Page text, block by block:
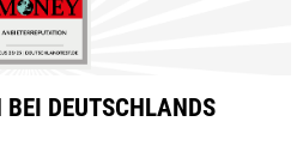
DEUTSCHLANDS